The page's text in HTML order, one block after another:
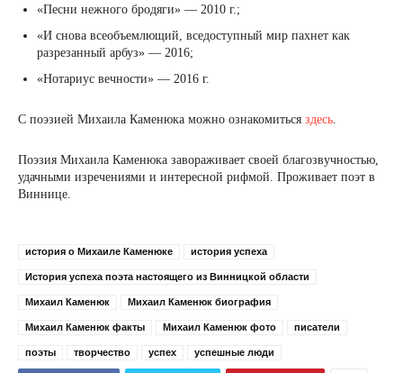
«Песни нежного бродяги» — 2010 г.;
«И снова всеобъемлющий, вседоступный мир пахнет как
разрезанный арбуз» — 2016;
«Нотариус вечности» — 2016 г.
С поэзией Михаила Каменюка можно ознакомиться здесь
Поэзия Михаила Каменюка завораживает своей благозвучностью,
удачными изречениями и интересной рифмой. Проживает поэт в
Виннице.
история о Михаиле Каменюке история успеха
История успеха поэта настоящего из Винницкой области
Михаил Каменюк Михаил Каменюк биография
Михаил Каменюк факты Михаил Каменюк фото писатели
поэты творчество успех успешные люди